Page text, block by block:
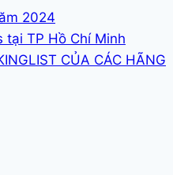
2024
tại TP Hồ Chí Minh
CỦA CÁC HÃNG